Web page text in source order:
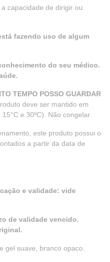
capacidade de dirigir ou
fazendo uso de algum
do seu médico.
TEMPO POSSO GUARDAR
deve ser mantido em
e 30ºC). Não congelar.
este produto possui o
a partir da data de
e validade: vide
de validade vencido.
gel suave, branco opaco.